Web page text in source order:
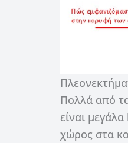
Πολλά από
είναι
χώρος στα